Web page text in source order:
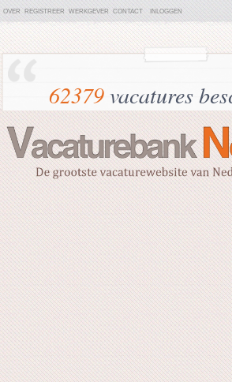
OVER REGISTREER WERKGEVER CONTACT INLOGGEN
62379vacatures